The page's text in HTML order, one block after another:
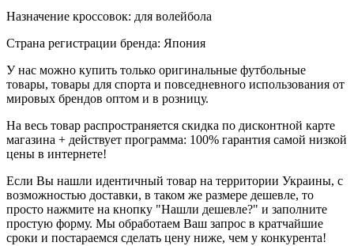
Назначение кроссовок: для волейбола
Страна регистрации бренда: Япония
У нас можно купить только оригинальные футбольные
товары, товары для спорта и повседневного использования от
мировых брендов оптом и в розницу.
На весь товар распространяется скидка по дисконтной карте
магазина + действует программа: 100% гарантия самой низкой
цены в интернете!
Если Вы нашли идентичный товар на территории Украины, с
возможностью доставки, в таком же размере дешевле, то
просто нажмите на кнопку "Нашли дешевле?" и заполните
простую форму. Мы обработаем Ваш запрос в кратчайшие
сроки и постараемся сделать цену ниже, чем у конкурента!